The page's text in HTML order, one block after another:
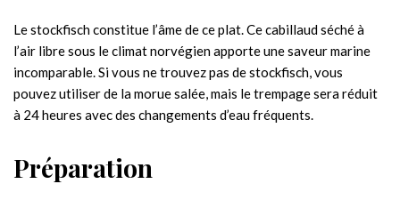
Le stockfisch constitue l’âme de ce plat. Ce cabillaud séché à
l’air libre sous le climat norvégien apporte une saveur marine
incomparable. Si vous ne trouvez pas de stockfisch, vous
pouvez utiliser de la morue salée, mais le trempage sera réduit
à 24 heures avec des changements d’eau fréquents.
Préparation